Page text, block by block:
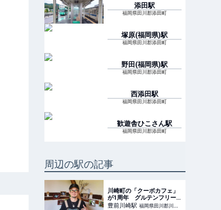
添田駅
福岡県田川郡添田町
塚原(福岡県)駅
福岡県田川郡添田町
野田(福岡県)駅
福岡県田川郡添田町
西添田駅
福岡県田川郡添田町
歓遊舎ひこさん駅
福岡県田川郡添田町
周辺の駅の記事
川崎町の「クーボカフェ」
が1周年 グルテンフリー
の手作りケーキも
豊前川崎駅 福岡県田川郡川崎